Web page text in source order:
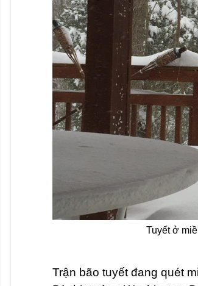
Tuyết ở
Trận bão tuyết đang quét